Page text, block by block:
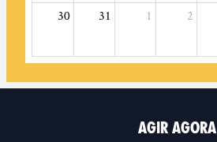
30 31 1 2
AGIR AGORA